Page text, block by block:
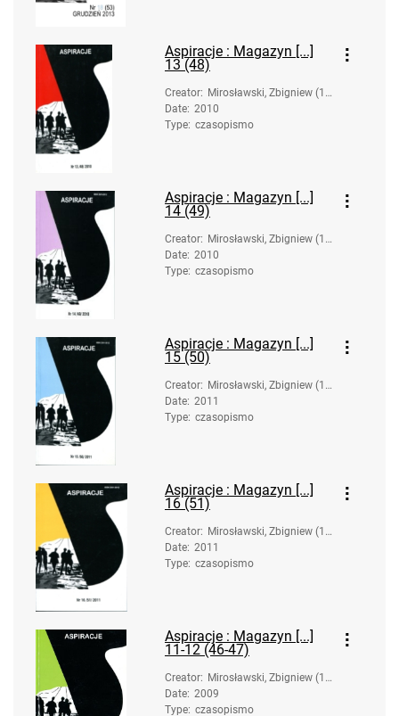
Aspiracje : Magazyn [...]
13 (48)
Creator: Mirosławski, Zbigniew (19
58-). Oprac.
Date: 2010
Type: czasopismo
Aspiracje : Magazyn [...]
14 (49)
Creator: Mirosławski, Zbigniew (19
58-). Oprac.
Date: 2010
Type: czasopismo
Aspiracje : Magazyn [...]
15 (50)
Creator: Mirosławski, Zbigniew (19
58-). Oprac.
Date: 2011
Type: czasopismo
Aspiracje : Magazyn [...]
16 (51)
Creator: Mirosławski, Zbigniew (19
58-). Oprac.
Date: 2011
Type: czasopismo
Aspiracje : Magazyn [...]
11-12 (46-47)
Creator: Mirosławski, Zbigniew (19
58-). Oprac.
Date: 2009
Type: czasopismo